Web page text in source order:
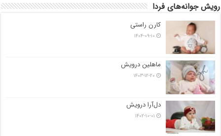
رویش جوانه‌های فردا
کارن راستی
۱۴۰۴-۰۹-۱۰
ماهلین درویش
۱۴۰۳-۱۲-۲۰
دل‌آرا درویش
۱۴۰۲-۱۰-۰۱